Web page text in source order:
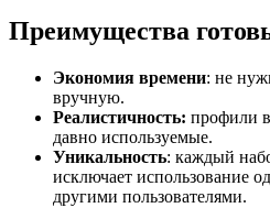
Преимущества
Экономия времени: не
вручную.
Реалистичность: профили
давно используемые.
Уникальность: каждый
исключает использование
другими пользователями.